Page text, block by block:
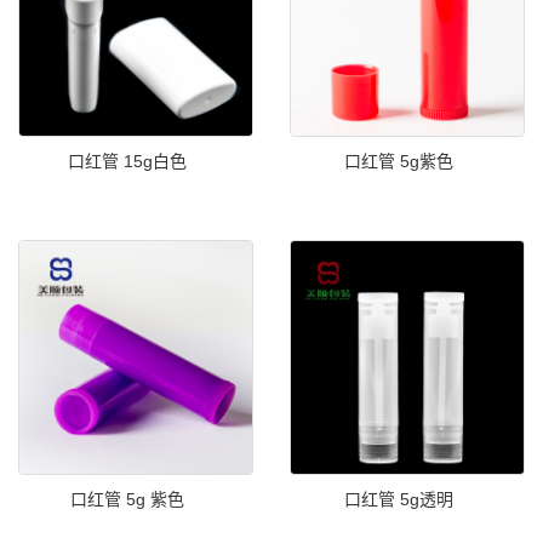
口红管 15g白色 口红管 5g紫色
口红管 5g 紫色 口红管 5g透明